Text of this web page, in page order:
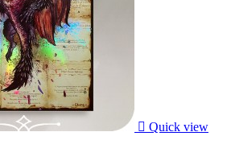
 Quick view